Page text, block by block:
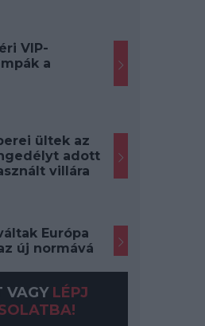
VIP-
a
ültek az
adott
villára
Európa
új normává
VAGY LÉPJ